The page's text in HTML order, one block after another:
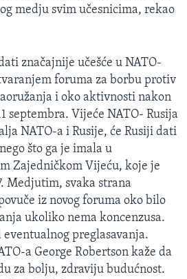
medju svim učesnicima, rekao
značajnije učešće u NATO-
foruma za borbu protiv
i oko aktivnosti nakon
septembra. Vijeće NATO- Rusija
NATO-a i Rusije, će Rusiji dati
što ga je imala u
Zajedničkom Vijeću, koje je
Medjutim, svaka strana
iz novog foruma oko bilo
ukoliko nema koncenzusa.
preglasavanja.
a George Robertson kaže da
za bolju, zdraviju budućnost.